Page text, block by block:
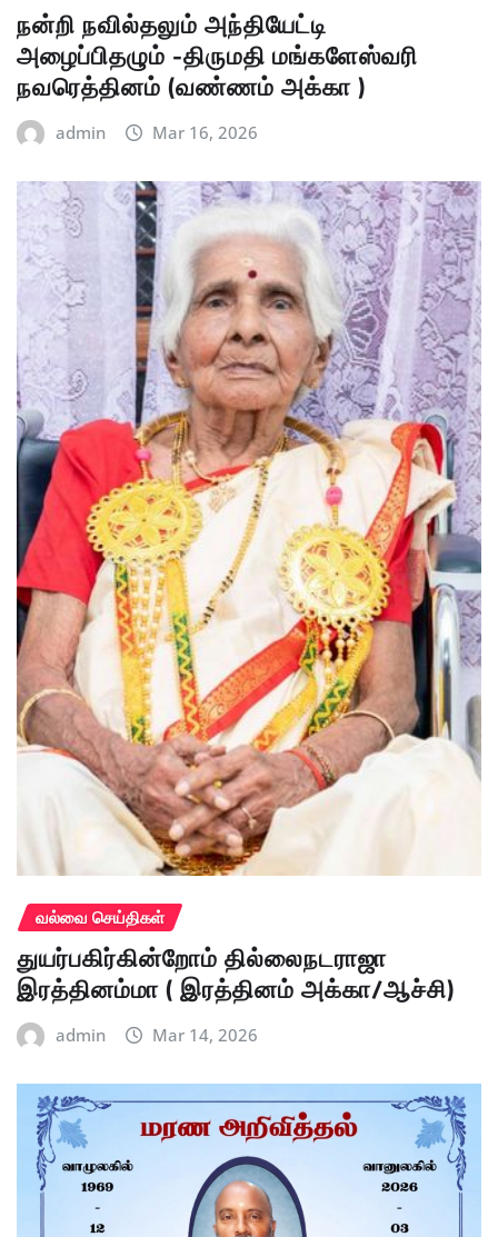
நன்றி நவில்தலும் அந்தியேட்டி
அழைப்பிதழும் -திருமதி மங்களேஸ்வரி
நவரெத்தினம் (வண்ணம் அக்கா )
admin Mar 16, 2026
வல்வை செய்திகள்
துயர்பகிர்கின்றோம் தில்லைநடராஜா
இரத்தினம்மா ( இரத்தினம் அக்கா/ஆச்சி)
admin Mar 14, 2026